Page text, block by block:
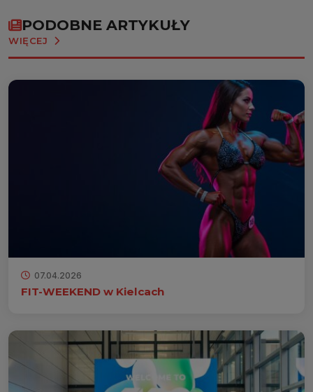
PODOBNE ARTYKUŁY
WIĘCEJ
07.04.2026
FIT-WEEKEND w Kielcach